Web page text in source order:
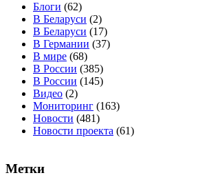
Блоги (62)
В Беларуси (2)
В Беларуси (17)
В Германии (37)
В мире (68)
В России (385)
В России (145)
Видео (2)
Мониторинг (163)
Новости (481)
Новости проекта (61)
Метки